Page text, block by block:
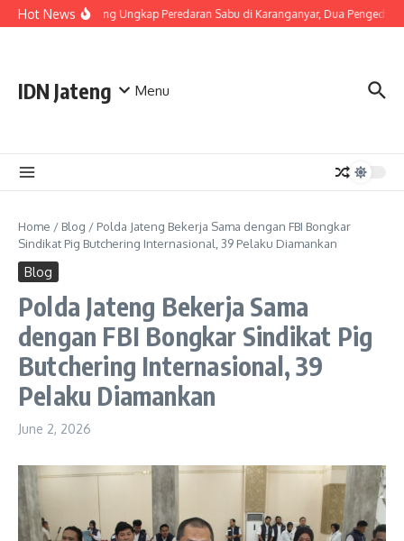
Skip to content
Hot NewsPolda Jateng Ungkap Peredaran Sabu di Karanganyar, Dua Pengedar
IDN Jateng Menu
Home / Blog / Polda Jateng Bekerja Sama dengan FBI Bongkar
Sindikat Pig Butchering Internasional, 39 Pelaku Diamankan
Blog
Polda Jateng Bekerja Sama
dengan FBI Bongkar Sindikat Pig
Butchering Internasional, 39
Pelaku Diamankan
June 2, 2026